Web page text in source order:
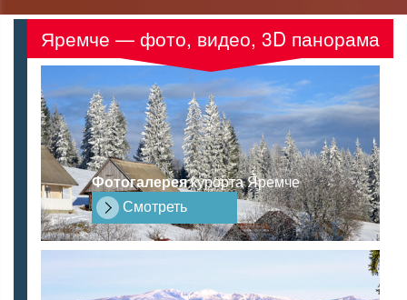
Яремче — фото, видео, 3D панорама
Фотогалереякурорта Яремче
Смотреть